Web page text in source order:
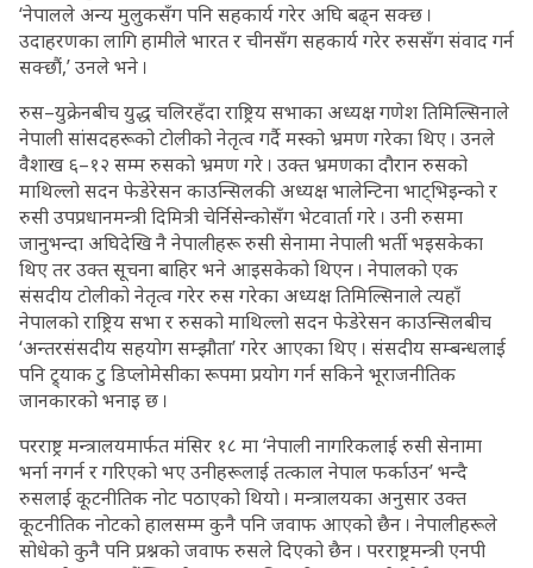
‘नेपालले अन्य मुलुकसँग पनि सहकार्य गरेर अघि बढ्न सक्छ ।
उदाहरणका लागि हामीले भारत र चीनसँग सहकार्य गरेर रुससँग संवाद गर्न
सक्छौं,’ उनले भने ।
रुस–युक्रेनबीच युद्ध चलिरहँदा राष्ट्रिय सभाका अध्यक्ष गणेश तिमिल्सिनाले
नेपाली सांसदहरूको टोलीको नेतृत्व गर्दै मस्को भ्रमण गरेका थिए । उनले
वैशाख ६–१२ सम्म रुसको भ्रमण गरे । उक्त भ्रमणका दौरान रुसको
माथिल्लो सदन फेडेरेसन काउन्सिलकी अध्यक्ष भालेन्टिना भाट्भिइन्को र
रुसी उपप्रधानमन्त्री दिमित्री चेर्निसेन्कोसँग भेटवार्ता गरे । उनी रुसमा
जानुभन्दा अघिदेखि नै नेपालीहरू रुसी सेनामा नेपाली भर्ती भइसकेका
थिए तर उक्त सूचना बाहिर भने आइसकेको थिएन । नेपालको एक
संसदीय टोलीको नेतृत्व गरेर रुस गरेका अध्यक्ष तिमिल्सिनाले त्यहाँ
नेपालको राष्ट्रिय सभा र रुसको माथिल्लो सदन फेडेरेसन काउन्सिलबीच
‘अन्तरसंसदीय सहयोग सम्झौता’ गरेर आएका थिए । संसदीय सम्बन्धलाई
पनि ट्र्याक टु डिप्लोमेसीका रूपमा प्रयोग गर्न सकिने भूराजनीतिक
जानकारको भनाइ छ ।
परराष्ट्र मन्त्रालयमार्फत मंसिर १८ मा ‘नेपाली नागरिकलाई रुसी सेनामा
भर्ना नगर्न र गरिएको भए उनीहरूलाई तत्काल नेपाल फर्काउन’ भन्दै
रुसलाई कूटनीतिक नोट पठाएको थियो । मन्त्रालयका अनुसार उक्त
कूटनीतिक नोटको हालसम्म कुनै पनि जवाफ आएको छैन । नेपालीहरूले
सोधेको कुनै पनि प्रश्नको जवाफ रुसले दिएको छैन । परराष्ट्रमन्त्री एनपी